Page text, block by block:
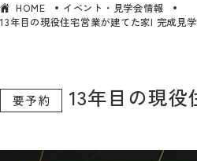
HOME
イベント・見学会情報
13年目の現役住宅営業が建てた家| 完成見
要予約 13年目の現